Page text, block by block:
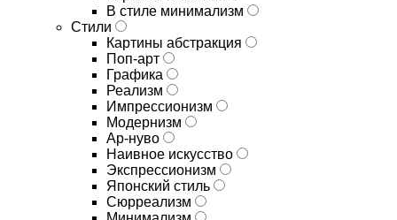
В стиле минимализм
Стили
Картины абстракция
Поп-арт
Графика
Реализм
Импрессионизм
Модернизм
Ар-нуво
Наивное искусство
Экспрессионизм
Японский стиль
Сюрреализм